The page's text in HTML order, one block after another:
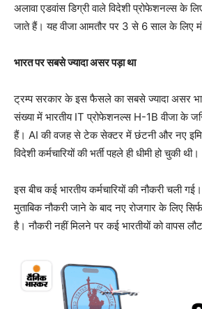
अलावा एडवांस डिग्री वाले विदेशी प्रोफेशनल्स के
जाते हैं। यह वीजा आमतौर पर 3 से 6 साल के लिए
भारत पर सबसे ज्यादा असर पड़ा था
ट्रम्प सरकार के इस फैसले का सबसे ज्यादा असर
संख्या में भारतीय IT प्रोफेशनल्स H-1B वीजा के
हैं। AI की वजह से टेक सेक्टर में छंटनी और नए
विदेशी कर्मचारियों की भर्ती पहले ही धीमी हो चुकी थी।
इस बीच कई भारतीय कर्मचारियों की नौकरी चली
मुताबिक नौकरी जाने के बाद नए रोजगार के लिए
है। नौकरी नहीं मिलने पर कई भारतीयों को वापस